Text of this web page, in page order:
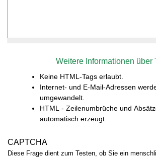
Weitere Informationen über
Keine HTML-Tags erlaubt.
Internet- und E-Mail-Adressen
umgewandelt.
HTML - Zeilenumbrüche und
automatisch erzeugt.
CAPTCHA
Diese Frage dient zum Testen, ob Sie ein